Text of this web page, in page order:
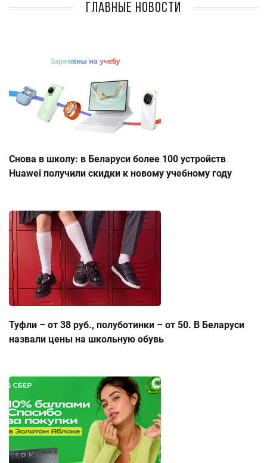
Главные новости
Снова в школу: в Беларуси более 100 устройств
Huawei получили скидки к новому учебному году
Туфли – от 38 руб., полуботинки – от 50. В Беларуси
назвали цены на школьную обувь